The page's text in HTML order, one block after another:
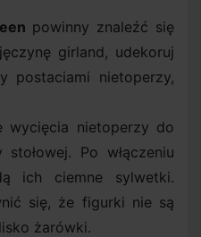
powinny znaleźć się
girland, udekoruj
postaciami nietoperzy,
wycięcia nietoperzy do
Po włączeniu
ich ciemne sylwetki.
się, że figurki nie są
żarówki.